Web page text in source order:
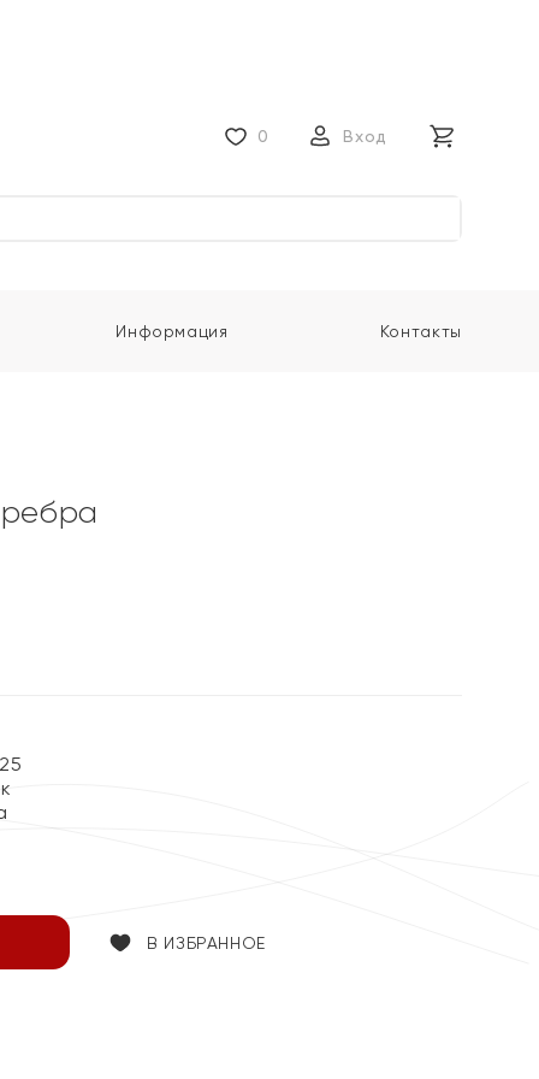
0 Вход
Информация Контакты
В ИЗБРАННОЕ